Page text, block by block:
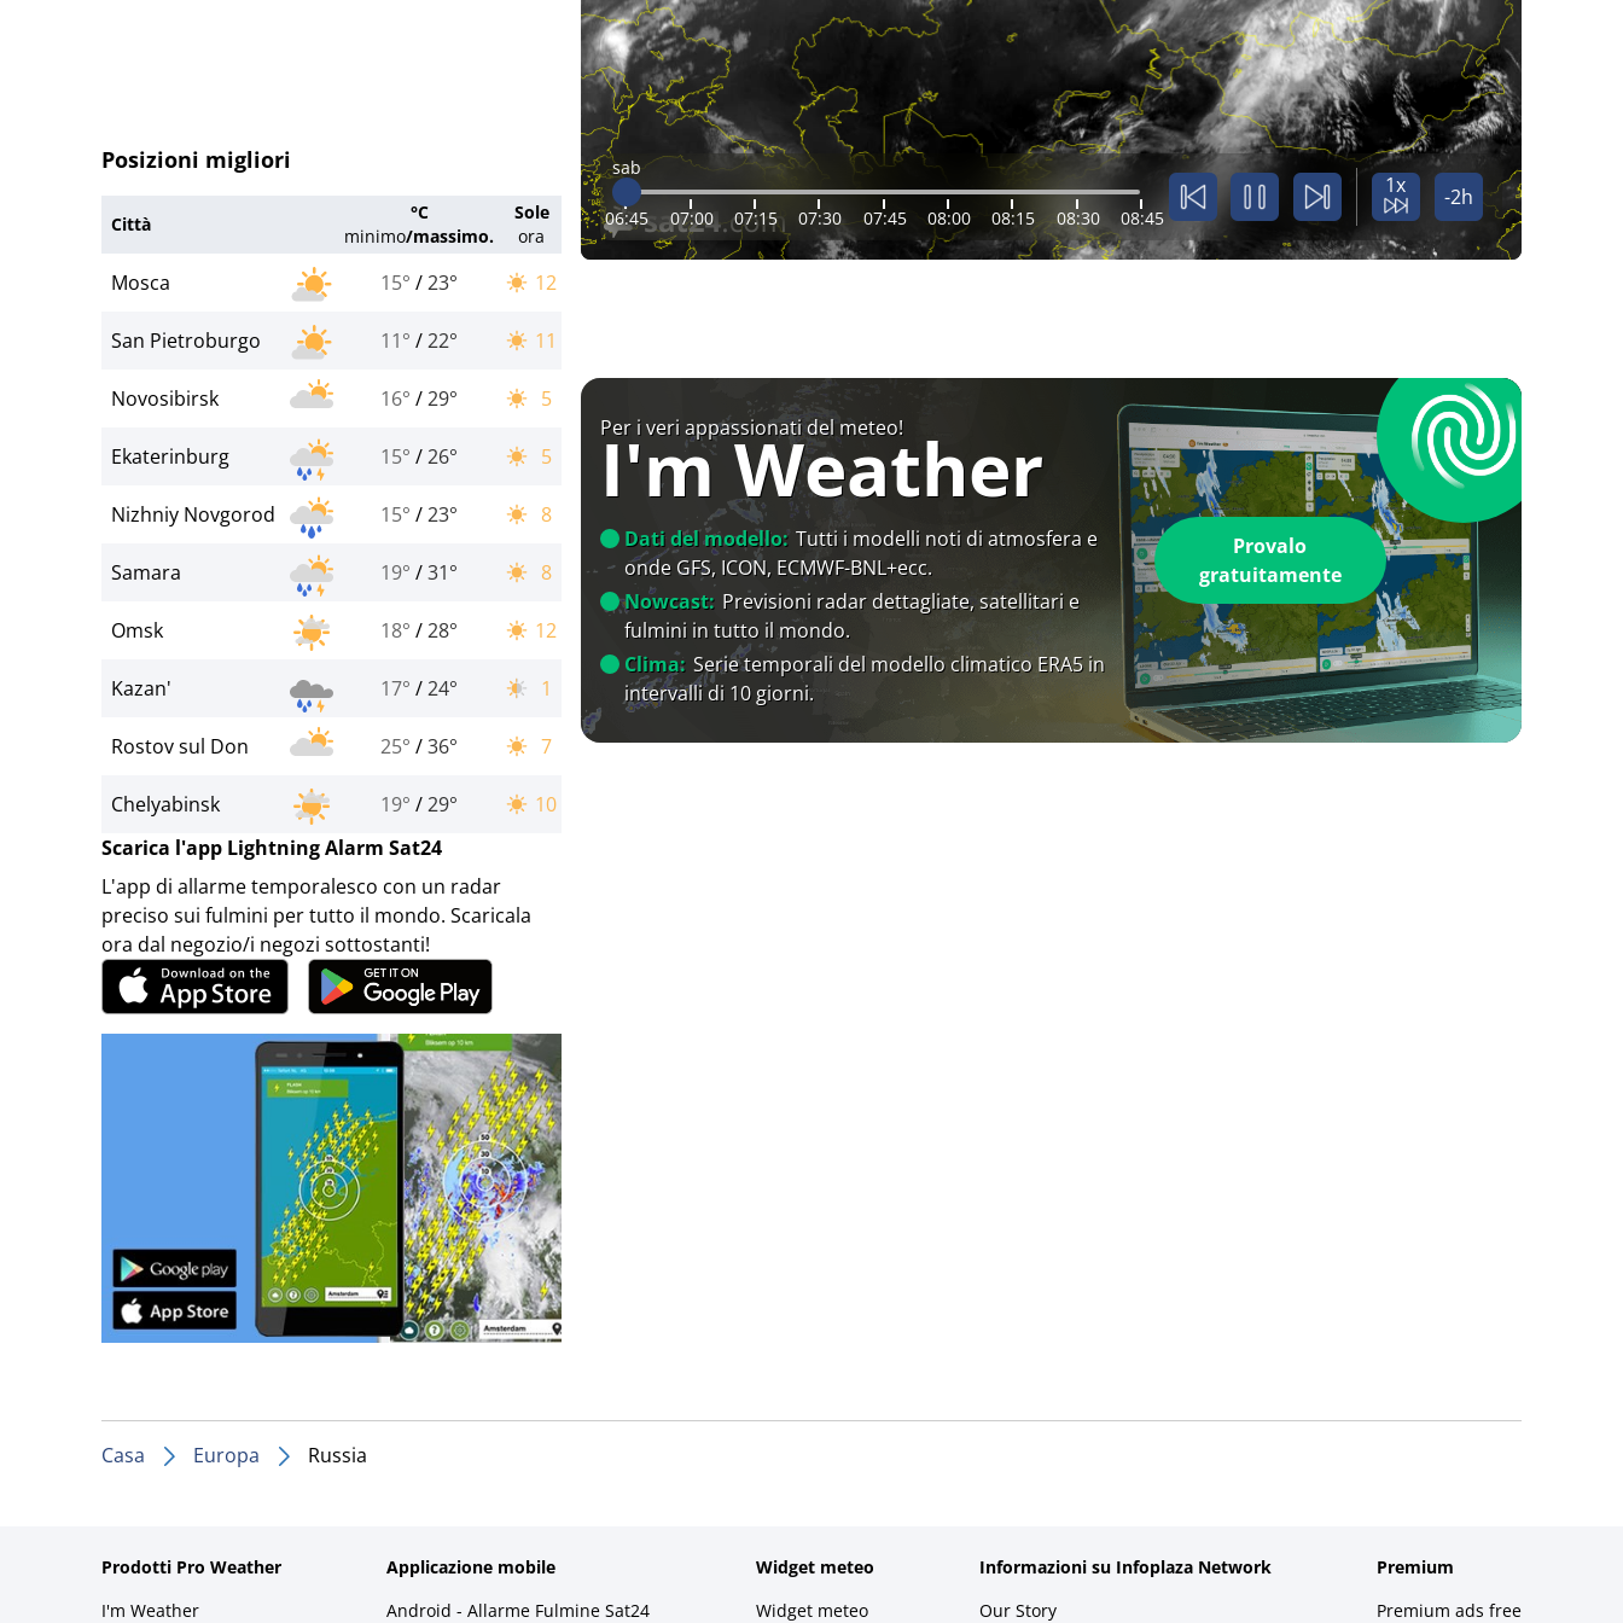
Posizioni migliori
Città
°C
minimo/massimo.
Sole
ora
Mosca 15° /23° 12
San Pietroburgo 11° /22° 11
Novosibirsk 16° /29° 5
Ekaterinburg 15° /26° 5
Nizhniy Novgorod 15° /23° 8
Samara 19° /31° 8
Omsk 18° /28° 12
Kazan' 17° /24° 1
Rostov sul Don 25° /36° 7
Chelyabinsk 19° /29°
10
Scarica l'app Lightning Alarm Sat24
L'app di allarme temporalesco con un radar
preciso sui fulmini per tutto il mondo. Scaricala
ora dal negozio/i negozi sottostanti!
sab
06:45 07:00 07:15 07:30 07:45 08:00 08:15 08:30 08:45
1x -2h
Per i veri appassionati del meteo!
I'm Weather
Dati del modello: Tutti i modelli noti di atmosfera e
onde GFS, ICON, ECMWF-BNL+ecc.
Nowcast: Previsioni radar dettagliate, satellitari e
fulmini in tutto il mondo.
Clima: Serie temporali del modello climatico ERA5 in
intervalli di 10 giorni.
Provalo
gratuitamente
Casa Europa Russia
Prodotti Pro Weather
I'm Weather
Applicazione mobile
Android - Allarme Fulmine Sat24
Widget meteo
Widget meteo
Informazioni su Infoplaza Network
Our Story
Premium
Premium ads free